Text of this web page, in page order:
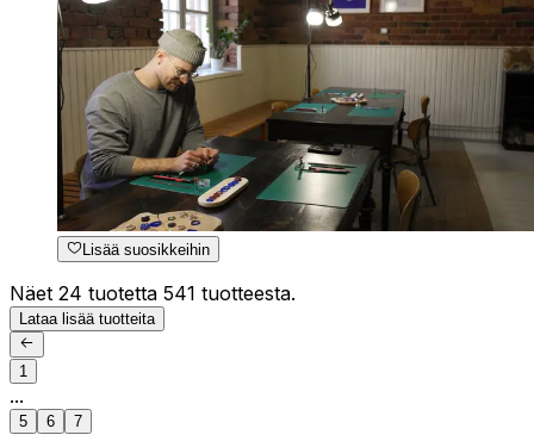
Lisää suosikkeihin
Näet 24 tuotetta 541 tuotteesta.
Lataa lisää tuotteita
1
...
5 6 7